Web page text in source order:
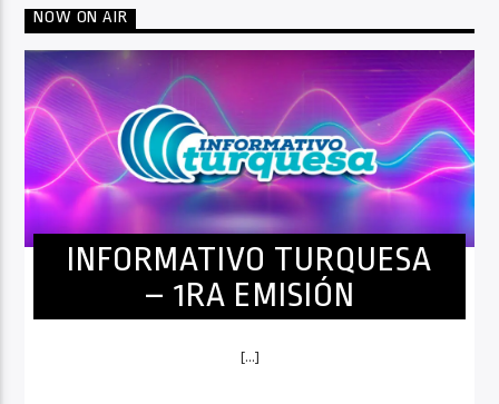
NOW ON AIR
INFORMATIVO TURQUESA
– 1RA EMISIÓN
[...]